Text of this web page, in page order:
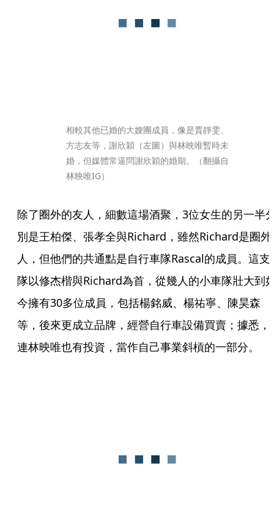
相較其他已婚的大嫂團成員，像是賈靜雯、
方志友等，謝欣穎（左圖）與林映唯暫時未
婚，但媒體常逼問謝欣穎的婚期。（翻攝自
林映唯IG）
除了圈外的友人，細數這場酒聚，3位女生的另一半
別是王柏傑、張孝全與Richard，雖然Richard是圈外
人，但他們的共通點是自行車隊Rascal的成員。這支
隊以修杰楷與Richard為首，從幾人的小車隊壯大到
今擁有30多位成員，包括楊銘威、楊祐寧、陳昊森
等，後來更成立品牌，經營自行車設備買賣；據悉，
連林映唯也有投資，當作自己事業斜槓的一部分。